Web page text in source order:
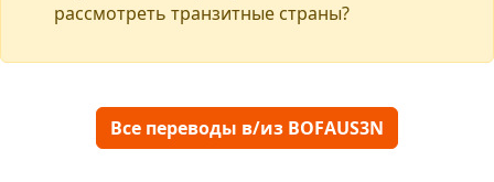
рассмотреть транзитные страны?
Все переводы в/из BOFAUS3N